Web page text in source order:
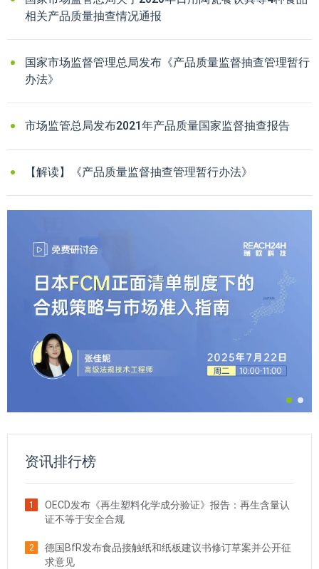
相关产品质量抽查情况通报
国家市场监督管理总局发布《产品质量监督抽查管理暂行
办法》
市场监管总局发布2021年产品质量国家监督抽查报告
【解读】《产品质量监督抽查管理暂行办法》
资讯排行榜
1
OECD发布《再生塑料化学成分验证》报告：再生含量认
证不等于安全合规
2
德国BfR发布食品接触纸和纸板建议书修订草案并公开征
求意见